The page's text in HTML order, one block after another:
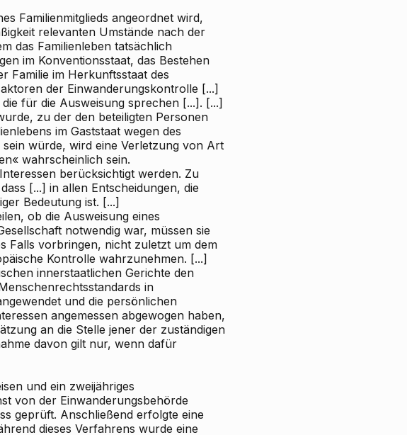
Familienmitglieds angeordnet wird,
relevanten Umstände nach der
das Familienleben tatsächlich
im Konventionsstaat, das Bestehen
Familie im Herkunftsstaat des
der Einwanderungskontrolle [...]
für die Ausweisung sprechen [...]. [...]
zu der den beteiligten Personen
im Gaststaat wegen des
würde, wird eine Verletzung von Art
wahrscheinlich sein.
berücksichtigt werden. Zu
[...] in allen Entscheidungen, die
Bedeutung ist. [...]
ob die Ausweisung eines
notwendig war, müssen sie
Falls vorbringen, nicht zuletzt um dem
Kontrolle wahrzunehmen. [...]
innerstaatlichen Gerichte den
in
und die persönlichen
angemessen abgewogen haben,
an die Stelle jener der zuständigen
davon gilt nur, wenn dafür
und ein zweijähriges
von der Einwanderungsbehörde
geprüft. Anschließend erfolgte eine
dieses Verfahrens wurde eine